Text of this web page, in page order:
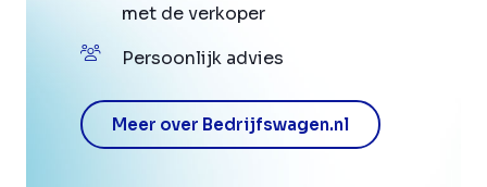
met de verkoper
Persoonlijk advies
Meer over Bedrijfswagen.nl